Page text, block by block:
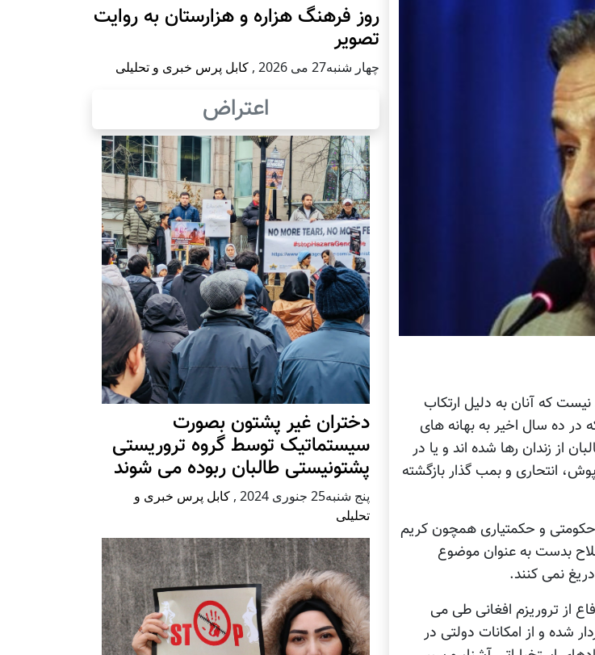
که آنان به دلیل ارتکاب
ده سال اخیر به بهانه های
از زندان رها شده اند و یا در
انتحاری و بمب گذار بازگشته
حکومتی و حکمتیاری همچون کریم
بدست به عنوان موضوع
نمی کنند.
از تروریزم افغانی طی می
شده و از امکانات دولتی در
روز فرهنگ هزاره و هزارستان به روایت
تصویر
چهار شنبه27 می 2026 , کابل پرس خبری و تحلیلی
اعتراض
دختران غیر پشتون بصورت
سیستماتیک توسط گروه تروریستی
پشتونیستی طالبان ربوده می شوند
پنج شنبه25 جنوری 2024 , کابل پرس خبری و
تحلیلی